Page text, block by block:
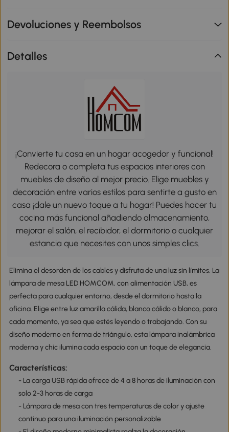
Devoluciones y Reembolsos
Detalles
¡Convierte tu casa en un hogar acogedor y funcional!
Redecora o completa tus espacios interiores con
muebles de diseño al mejor precio. Elige muebles y
decoración entre varios estilos para sentirte a gusto en
casa ¡dale un nuevo toque a tu hogar! Puedes hacer tu
cocina más funcional añadiendo almacenamiento,
mejorar el salón, el recibidor, el dormitorio o cualquier
estancia que necesites con unos simples clics.
Elimina el desorden de los cables y disfruta de una luz sin límites. La
lámpara de mesa LED HOMCOM, con alimentación USB, es
perfecta para cualquier entorno, desde el dormitorio hasta la
oficina. Elige entre luz amarilla cálida, blanco cálido o blanco, para
cada momento, ya sea que estés leyendo o trabajando. Con su
diseño moderno en forma de triángulo, esta lámpara inalámbrica
moderna y chic ilumina cada espacio con un toque de elegancia.
Características:
- La carga USB rápida ofrece de 4 a 8 horas de iluminación con
solo 2-3 horas de carga
- Lámpara de mesa con tres temperaturas de color y ajuste
continuo para una iluminación personalizable